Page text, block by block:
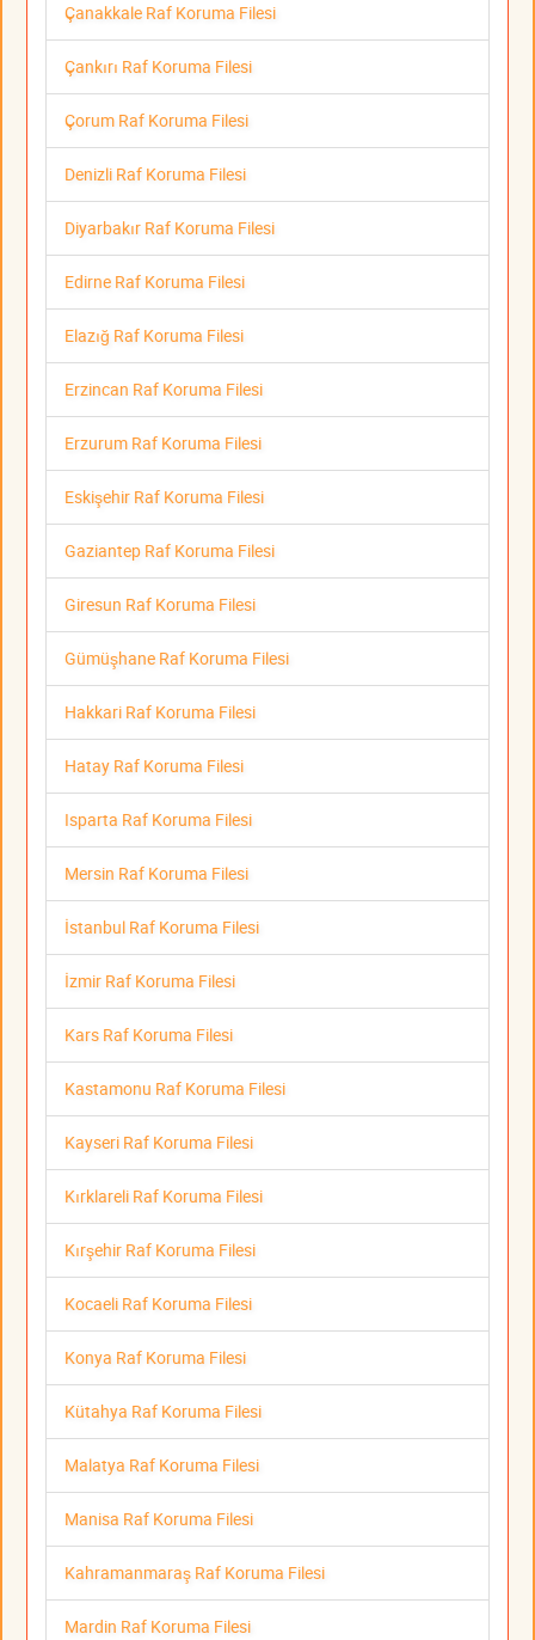
Çanakkale Raf Koruma Filesi
Çankırı Raf Koruma Filesi
Çorum Raf Koruma Filesi
Denizli Raf Koruma Filesi
Diyarbakır Raf Koruma Filesi
Edirne Raf Koruma Filesi
Elazığ Raf Koruma Filesi
Erzincan Raf Koruma Filesi
Erzurum Raf Koruma Filesi
Eskişehir Raf Koruma Filesi
Gaziantep Raf Koruma Filesi
Giresun Raf Koruma Filesi
Gümüşhane Raf Koruma Filesi
Hakkari Raf Koruma Filesi
Hatay Raf Koruma Filesi
Isparta Raf Koruma Filesi
Mersin Raf Koruma Filesi
İstanbul Raf Koruma Filesi
İzmir Raf Koruma Filesi
Kars Raf Koruma Filesi
Kastamonu Raf Koruma Filesi
Kayseri Raf Koruma Filesi
Kırklareli Raf Koruma Filesi
Kırşehir Raf Koruma Filesi
Kocaeli Raf Koruma Filesi
Konya Raf Koruma Filesi
Kütahya Raf Koruma Filesi
Malatya Raf Koruma Filesi
Manisa Raf Koruma Filesi
Kahramanmaraş Raf Koruma Filesi
Mardin Raf Koruma Filesi